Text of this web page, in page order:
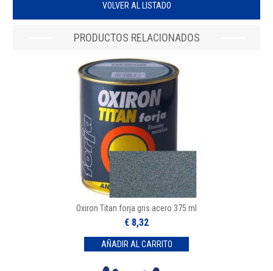
VOLVER AL LISTADO
PRODUCTOS RELACIONADOS
Oxiron Titan forja gris acero 375 ml
€ 8,32